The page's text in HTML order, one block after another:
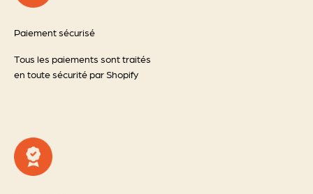
Paiement sécurisé
Tous les paiements sont traités
en toute sécurité par Shopify